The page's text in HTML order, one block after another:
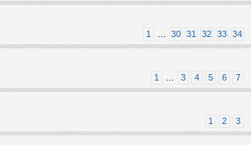
1 … 30 31 32 33 34
1 … 3 4 5 6 7
1 2 3